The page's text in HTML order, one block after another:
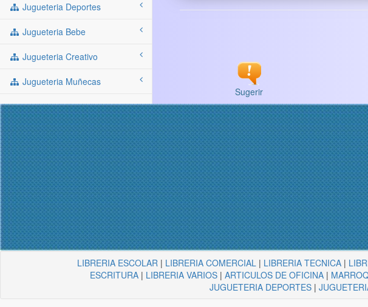
Jugueteria Deportes
Jugueteria Bebe
Jugueteria Creativo
Jugueteria Muñecas
Sugerir
LIBRERIA ESCOLAR | LIBRERIA COMERCIAL | LIBRERIA TECNICA |
ESCRITURA| LIBRERIA VARIOS| ARTICULOS DE OFICINA|
JUGUETERIA DEPORTES|